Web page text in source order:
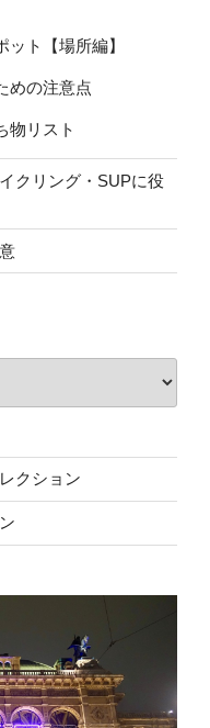
ト【場所編】
めの注意点
物リスト
クリング・SUPに役
クション